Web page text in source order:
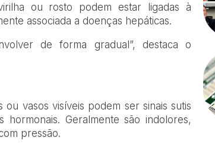
ou rosto podem estar ligadas à
associada a doenças hepáticas.
de forma gradual”, destaca o
vasos visíveis podem ser sinais sutis
Geralmente são indolores,
pressão.